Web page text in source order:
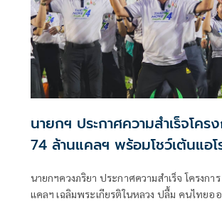
นายกฯ ประกาศความสำเร็จโคร
74 ล้านแคลฯ พร้อมโชว์เต้นแอ
นายกฯควงภริยา ประกาศความสำเร็จ โครงกา
แคลฯ เฉลิมพระเกียรติในหลวง ปลื้ม คนไทยอ